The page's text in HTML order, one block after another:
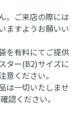
。ご来店の際には
ますようお願いい
を有料にてご提供
ター(B2)サイズに
ください。
は一切いたしませ
認ください。